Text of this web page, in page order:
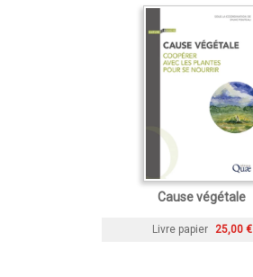
Cause végétale
Livre papier 25,00 €